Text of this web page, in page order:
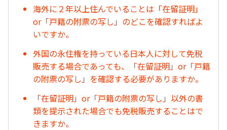
海外に２年以上住んでいることは「在留証明」
or「戸籍の附票の写し」のどこを確認すればよ
いですか。
外国の永住権を持っている日本人に対して免税
販売する場合であっても、「在留証明」or「戸籍
の附票の写し」を確認する必要がありますか。
「在留証明」or「戸籍の附票の写し」以外の書
類を提示された場合でも免税販売することはで
きますか。